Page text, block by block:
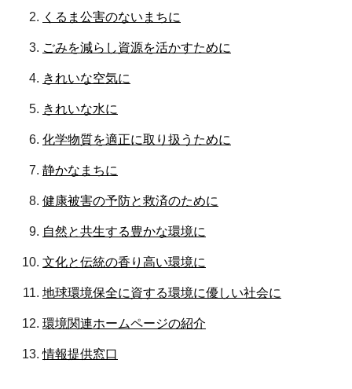
くるま公害のないまちに
ごみを減らし資源を活かすために
きれいな空気に
きれいな水に
化学物質を適正に取り扱うために
静かなまちに
健康被害の予防と救済のために
自然と共生する豊かな環境に
文化と伝統の香り高い環境に
地球環境保全に資する環境に優しい社会に
環境関連ホームページの紹介
情報提供窓口